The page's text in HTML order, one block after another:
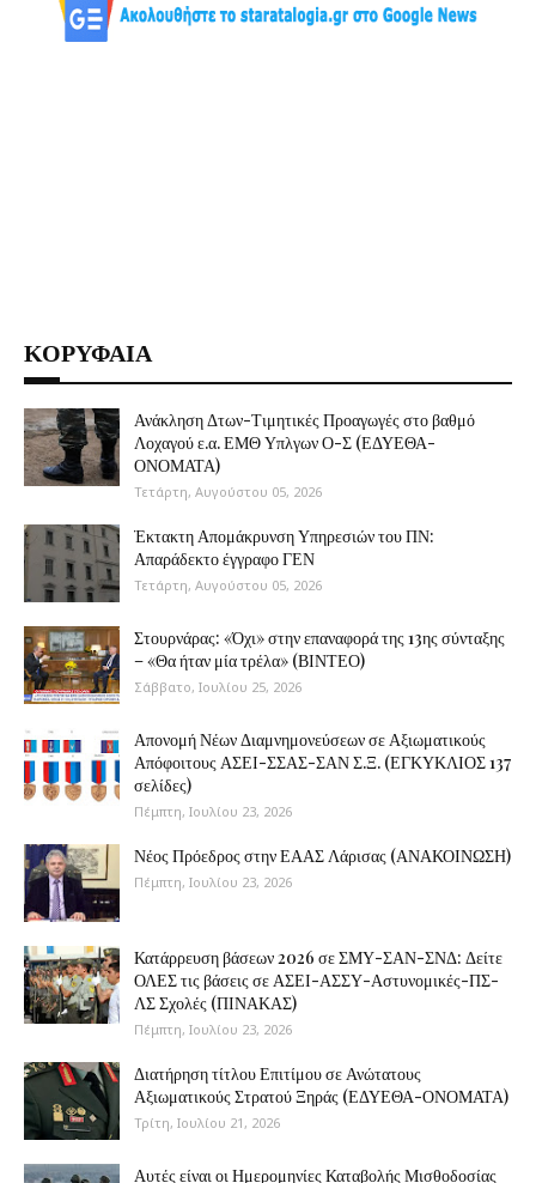
ΚΟΡΥΦΑΙΑ
Ανάκληση Δτων-Τιμητικές Προαγωγές στο βαθμό
Λοχαγού ε.α. ΕΜΘ Υπλγων Ο-Σ (ΕΔΥΕΘΑ-
ΟΝΟΜΑΤΑ)
Τετάρτη, Αυγούστου 05, 2026
Έκτακτη Απομάκρυνση Υπηρεσιών του ΠΝ:
Απαράδεκτο έγγραφο ΓΕΝ
Τετάρτη, Αυγούστου 05, 2026
Στουρνάρας: «Όχι» στην επαναφορά της 13ης σύνταξης
– «Θα ήταν μία τρέλα» (ΒΙΝΤΕΟ)
Σάββατο, Ιουλίου 25, 2026
Απονομή Νέων Διαμνημονεύσεων σε Αξιωματικούς
Απόφοιτους ΑΣΕΙ-ΣΣΑΣ-ΣΑΝ Σ.Ξ. (ΕΓΚΥΚΛΙΟΣ 137
σελίδες)
Πέμπτη, Ιουλίου 23, 2026
Νέος Πρόεδρος στην ΕΑΑΣ Λάρισας (ΑΝΑΚΟΙΝΩΣΗ)
Πέμπτη, Ιουλίου 23, 2026
Κατάρρευση βάσεων 2026 σε ΣΜΥ-ΣΑΝ-ΣΝΔ: Δείτε
ΟΛΕΣ τις βάσεις σε ΑΣΕΙ-ΑΣΣΥ-Αστυνομικές-ΠΣ-
ΛΣ Σχολές (ΠΙΝΑΚΑΣ)
Πέμπτη, Ιουλίου 23, 2026
Διατήρηση τίτλου Επιτίμου σε Ανώτατους
Αξιωματικούς Στρατού Ξηράς (ΕΔΥΕΘΑ-ΟΝΟΜΑΤΑ)
Τρίτη, Ιουλίου 21, 2026
Αυτές είναι οι Ημερομηνίες Καταβολής Μισθοδοσίας